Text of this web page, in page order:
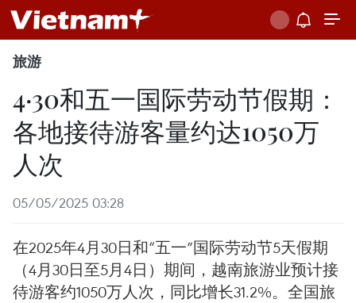
旅游
4·30和五一国际劳动节假期：
各地接待游客量约达1050万
人次
05/05/2025 03:28
在2025年4月30日和“五一”国际劳动节5天假期
（4月30日至5月4日）期间，越南旅游业预计接
待游客约1050万人次，同比增长31.2%。全国旅